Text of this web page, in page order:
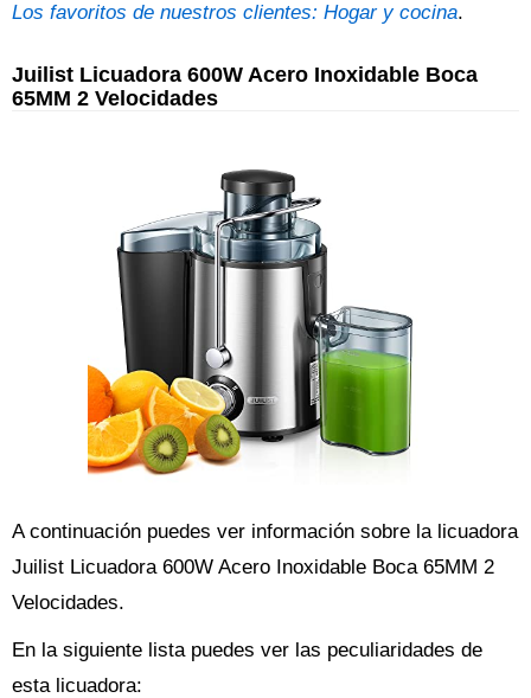
Los favoritos de nuestros clientes: Hogar y cocina.
Juilist Licuadora 600W Acero Inoxidable Boca
65MM 2 Velocidades
A continuación puedes ver información sobre la licuadora
Juilist Licuadora 600W Acero Inoxidable Boca 65MM 2
Velocidades.
En la siguiente lista puedes ver las peculiaridades de
esta licuadora: